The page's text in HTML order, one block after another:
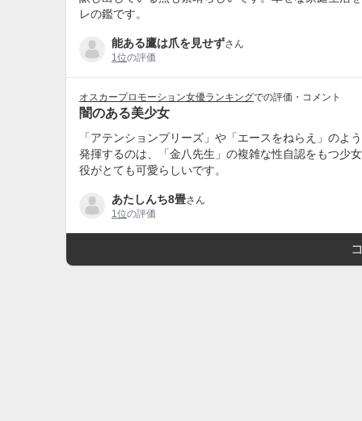
レの鑑です。
能ある鷹は爪を見せずさん
1位の評価
オスカープロモーション女優ランキングでの評価・コメント
闇のある美少女
「アテンションプリーズ」や「エースをねらえ」の
発揮するのは、「金八先生」の複雑な性自認をもつ少
役がとても可愛らしいです。
あたしんち8畳さん
1位の評価